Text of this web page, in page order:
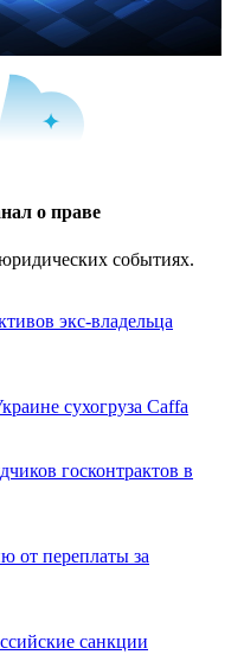
о праве
событиях.
экс-владельца
сухогруза Caffa
госконтрактов в
от переплаты за
санкции